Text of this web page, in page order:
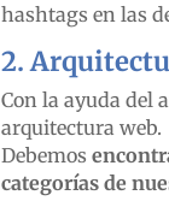
hashtags en las
2.
Con la ayuda del
arquitectura web.
Debemos
categorías de